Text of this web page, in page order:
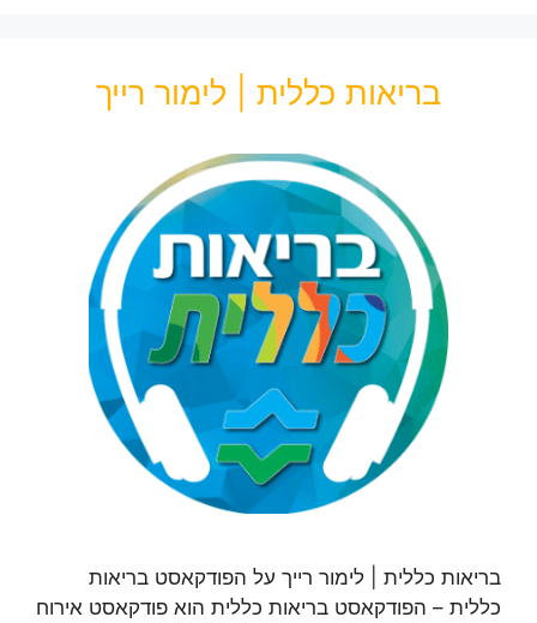
בריאות כללית | לימור רייך
בריאות כללית | לימור רייך על הפודקאסט בריאות
כללית – הפודקאסט בריאות כללית הוא פודקאסט אירוח